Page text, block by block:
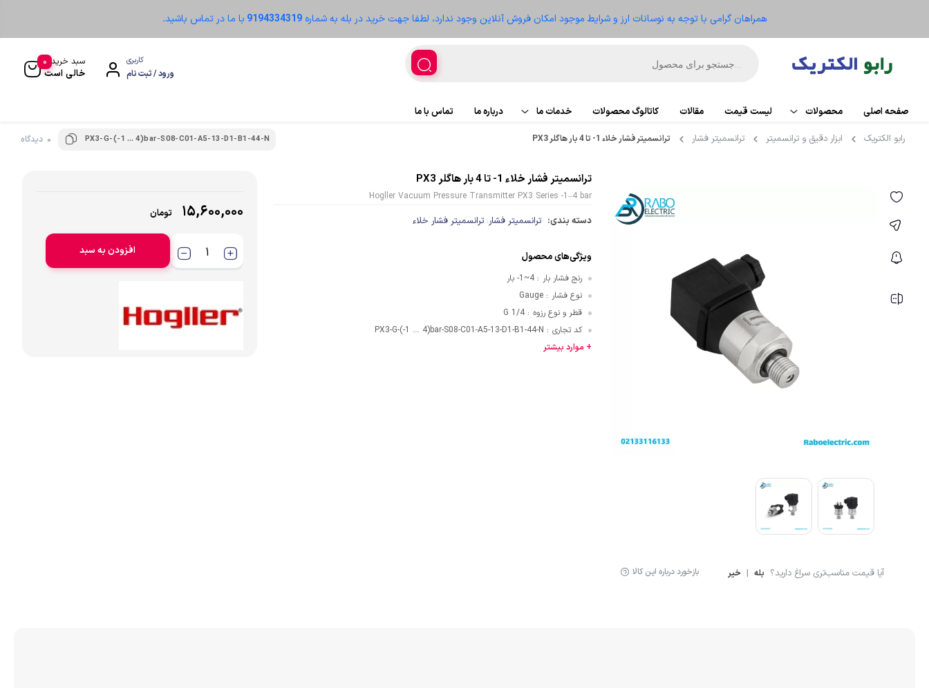
همراهان گرامی با توجه به نوسانات ارز و شرایط موجود امکان فروش آنلاین وجود ندارد، لطفا جهت خرید در بله به شماره9194334319 با ما در تماس باشید.
کاربری
ورود / ثبت نام
سبد خرید
خالی است
0
صفحه اصلی محصولات
اتوماسیون
ریموت IO
لیمیت سوئیچ
کوپلینگ
لیست قیمت مقالات کاتالوگ محصولات خدمات ما
اجرای پروژه
تعمیر تجهیزات
درباره ما
تماس با ما
رابو الکتریک
ابزار دقیق و ترانسمیتر ترانسمیتر فشار ترانسمیتر فشار خلاء 1- تا 4 بار هاگلر PX3 PX3-G-(-1 … 4)bar-S08-C01-A5-13-D1-B1-44-N 0 دیدگاه
آیا قیمت مناسب‌تری سراغ دارید؟ بله | خیر بازخورد درباره این کالا
ترانسمیتر فشار خلاء 1- تا 4 بار هاگلر PX3
Hogller Vacuum Pressure Transmitter PX3 Series -1–4 bar
دسته بندی: ترانسمیتر فشار،ترانسمیتر فشار خلاء
ویژگی‌های محصول
رنج فشار بار : 4~1- بار
نوع فشار :
Gauge
قطر و نوع رزوه :
G 1/4
کد تجاری :
PX3-G-(-1 … 4)bar-S08-C01-A5-13-D1-B1-44-N
+ موارد بیشتر
۱۵,۶۰۰,۰۰۰ تومان
افزودن به سبد